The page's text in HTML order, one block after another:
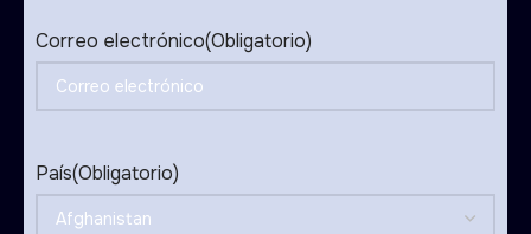
Correo electrónico(Obligatorio)
País(Obligatorio)